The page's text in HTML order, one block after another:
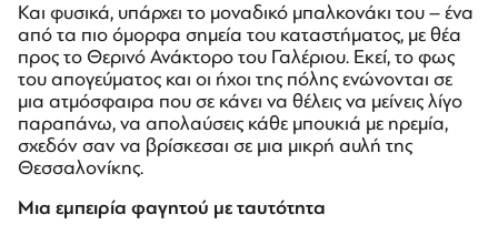
Και φυσικά, υπάρχει το μοναδικό μπαλκονάκι του – ένα
από τα πιο όμορφα σημεία του καταστήματος, με θέα
προς το Θερινό Ανάκτορο του Γαλέριου. Εκεί, το φως
του απογεύματος και οι ήχοι της πόλης ενώνονται σε
μια ατμόσφαιρα που σε κάνει να θέλεις να μείνεις λίγο
παραπάνω, να απολαύσεις κάθε μπουκιά με ηρεμία,
σχεδόν σαν να βρίσκεσαι σε μια μικρή αυλή της
Θεσσαλονίκης.
Μια εμπειρία φαγητού με ταυτότητα